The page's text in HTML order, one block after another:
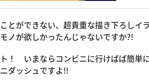
とができない、超貴重な描き下ろし
ノが欲しかったんじゃないですか?!
！ いまならコンビニに行けばば簡単
ダッシュですよ!!